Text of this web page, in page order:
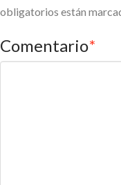
obligatorios están
Comentario*